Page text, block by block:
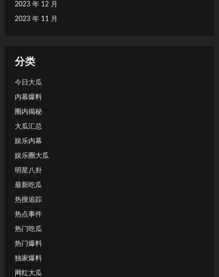
2023 年 12 月
2023 年 11 月
分类
今日大瓜
内幕爆料
圈内揭秘
大瓜汇总
娱乐内幕
娱乐圈大瓜
明星八卦
最新吃瓜
热搜追踪
热点事件
热门吃瓜
热门爆料
独家爆料
网红大瓜